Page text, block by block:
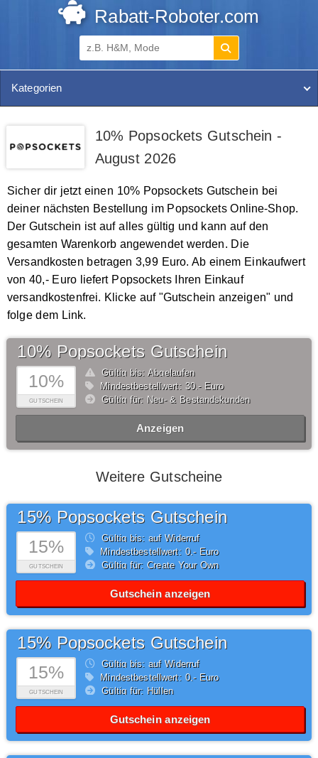
Rabatt-Roboter.com
Kategorien
10% Popsockets Gutschein -
August 2026
Sicher dir jetzt einen 10% Popsockets Gutschein bei
deiner nächsten Bestellung im Popsockets Online-Shop.
Der Gutschein ist auf alles gültig und kann auf den
gesamten Warenkorb angewendet werden. Die
Versandkosten betragen 3,99 Euro. Ab einem Einkaufwert
von 40,- Euro liefert Popsockets Ihren Einkauf
versandkostenfrei. Klicke auf "Gutschein anzeigen" und
folge dem Link.
10%
GUTSCHEIN
10% Popsockets Gutschein
Gültig bis: Abgelaufen
Mindestbestellwert: 30,- Euro
Gültig für: Neu- & Bestandskunden
Anzeigen
Weitere Gutscheine
15%
GUTSCHEIN
15% Popsockets Gutschein
Gültig bis: auf Widerruf
Mindestbestellwert: 0,- Euro
Gültig für: Create Your Own
Gutschein anzeigen
15%
GUTSCHEIN
15% Popsockets Gutschein
Gültig bis: auf Widerruf
Mindestbestellwert: 0,- Euro
Gültig für: Hüllen
Gutschein anzeigen